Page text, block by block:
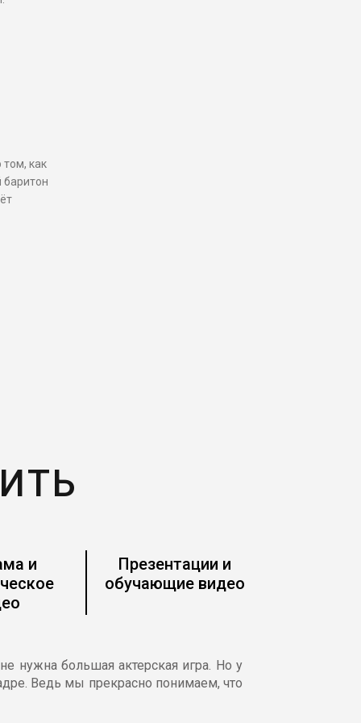
как
баритон
и
Презентации и
обучающие видео
нужна большая актерская игра. Но у
Ведь мы прекрасно понимаем, что